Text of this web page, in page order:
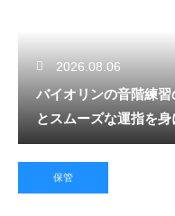
2026.08.06
バイオリンの音階練
とスムーズな運指を身
保管